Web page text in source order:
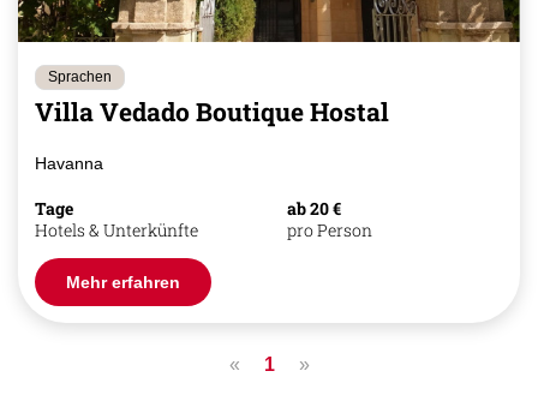
Sprachen
Villa Vedado Boutique Hostal
Havanna
Tage
Hotels & Unterkünfte
ab 20 €
pro Person
Mehr erfahren
« 1 »